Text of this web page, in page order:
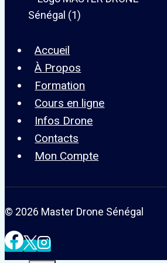
Accueil
À Propos
Formation
Cours en ligne
Infos Drone
Contacts
Mon Compte
© 2026 Master Drone Sénégal